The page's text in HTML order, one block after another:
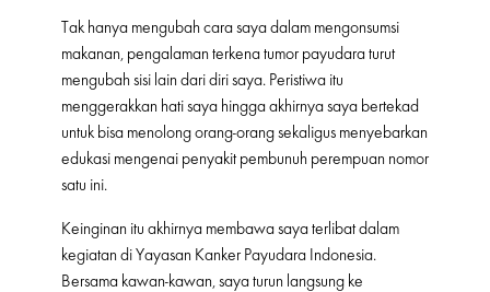
Tak hanya mengubah cara saya dalam mengonsumsi
makanan, pengalaman terkena tumor payudara turut
mengubah sisi lain dari diri saya. Peristiwa itu
menggerakkan hati saya hingga akhirnya saya bertekad
untuk bisa menolong orang-orang sekaligus menyebarkan
edukasi mengenai penyakit pembunuh perempuan nomor
satu ini.
Keinginan itu akhirnya membawa saya terlibat dalam
kegiatan di Yayasan Kanker Payudara Indonesia.
Bersama kawan-kawan, saya turun langsung ke